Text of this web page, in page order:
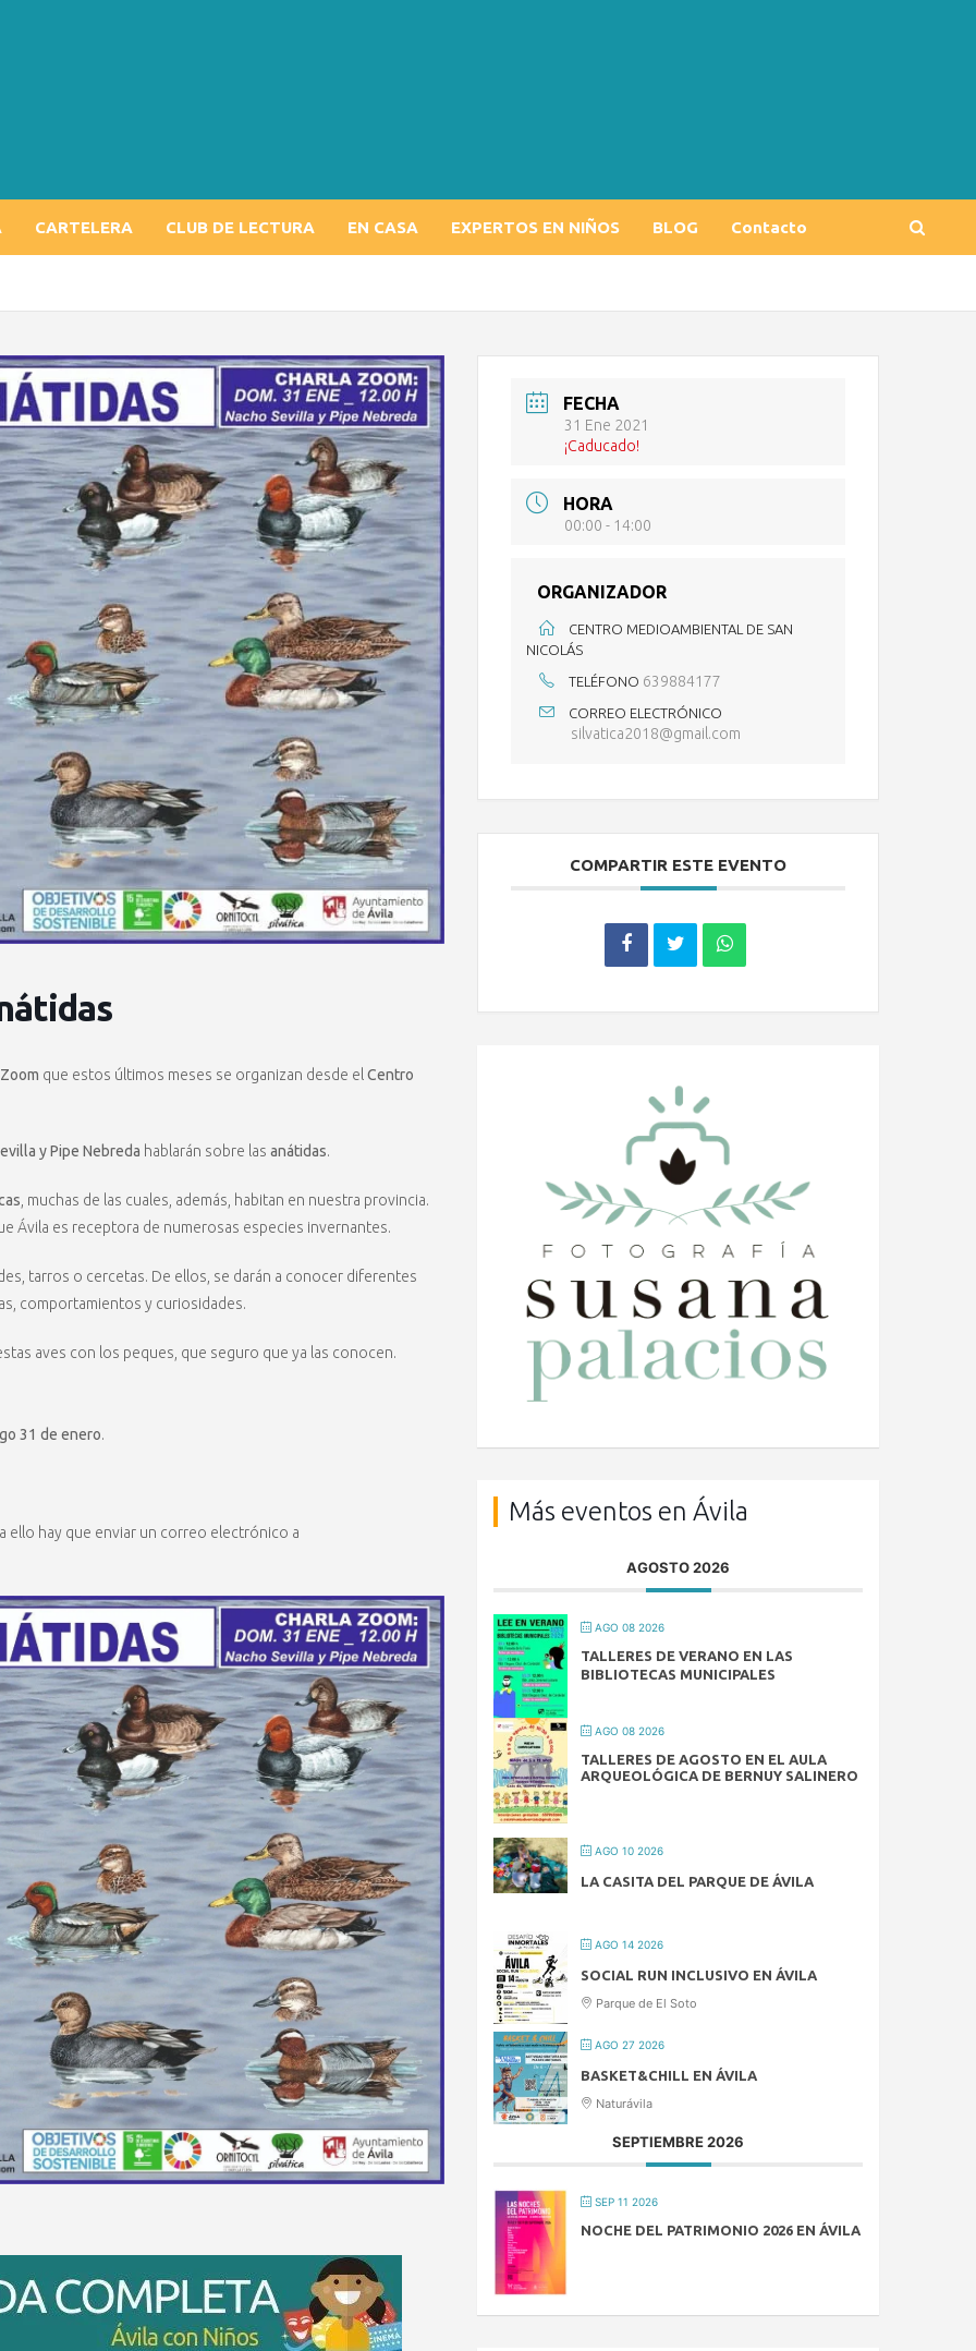
CARTELERA CLUB DE LECTURA EN CASA EXPERTOS EN NIÑOS BLOG Contacto
que estos últimos meses se organizan desde el Centro
y Pipe Nebreda hablarán sobre las anátidas.
, muchas de las cuales, además, habitan en nuestra provincia.
Ávila es receptora de numerosas especies invernantes.
tarros o cercetas. De ellos, se darán a conocer diferentes
comportamientos y curiosidades.
aves con los peques, que seguro que ya las conocen.
31 de enero.
ello hay que enviar un correo electrónico a
FECHA
31 Ene 2021
¡Caducado!
HORA
00:00 - 14:00
ORGANIZADOR
CENTRO MEDIOAMBIENTAL DE SAN
NICOLÁS
TELÉFONO 639884177
CORREO ELECTRÓNICO
silvatica2018@gmail.com
COMPARTIR ESTE EVENTO
Más eventos en Ávila
AGOSTO 2026
AGO 08 2026
TALLERES DE VERANO EN LAS
BIBLIOTECAS MUNICIPALES
AGO 08 2026
TALLERES DE AGOSTO EN EL AULA
ARQUEOLÓGICA DE BERNUY SALINERO
AGO 10 2026
LA CASITA DEL PARQUE DE ÁVILA
AGO 14 2026
SOCIAL RUN INCLUSIVO EN ÁVILA
Parque de El Soto
AGO 27 2026
BASKET&CHILL EN ÁVILA
Naturávila
SEPTIEMBRE 2026
SEP 11 2026
NOCHE DEL PATRIMONIO 2026 EN ÁVILA